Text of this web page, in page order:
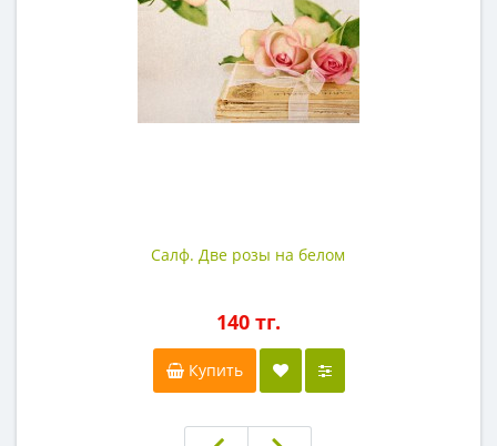
Салф. Две розы на белом
140 тг.
Купить